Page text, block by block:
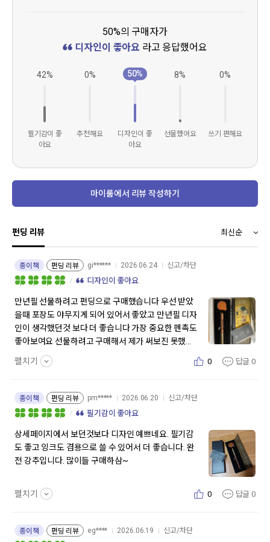
50%의 구매자가
디자인이 좋아요 라고 응답했어요
42%
필기감이 좋
아요
0%
추천해요
50%
디자인이 좋
아요
8%
선물했어요
0%
쓰기 편해요
마이룸에서 리뷰 작성하기
펀딩 리뷰
종이책 펀딩 리뷰 gi****** 2026.06.24 신고/차단
디자인이 좋아요
만년필 선물하려고 펀딩으로 구매했습니다 우선 받았
을때 포장도 야무지게 되어 있어서 좋았고 만년필 디자
인이 생각했던것 보다 더 좋습니다 가장 중요한 펜촉도
좋아보여요 선물하려고 구매해서 제가 써보진 못했어
요 저도 갖고 싶어서 앵콜 요청합니다
펼치기 0 답글0
종이책 펀딩 리뷰 pm***** 2026.06.20 신고/차단
필기감이 좋아요
상세페이지에서 보던것보다 디자인 예쁘네요. 필기감
도 좋고 잉크도 겸용으로 쓸 수 있어서 더 좋습니다. 완
전 강추입니다. 많이들 구매하삼~
펼치기 0 답글0
종이책 펀딩 리뷰 eg**** 2026.06.19 신고/차단